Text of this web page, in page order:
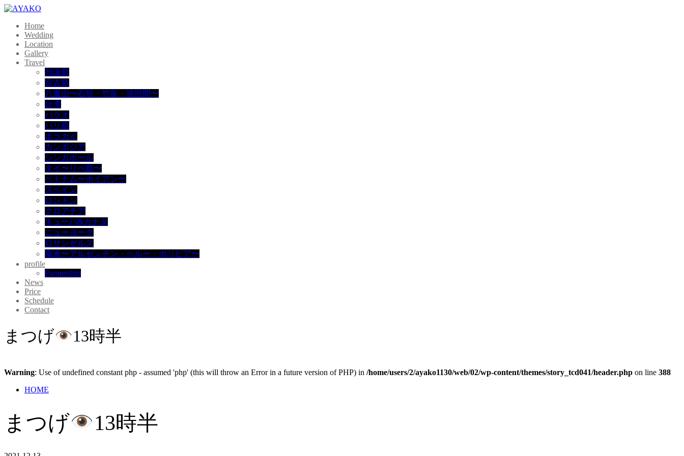
Home
Wedding
Location
Gallery
Travel
与論島
宮古島
八重山〜石垣・竹富・波照間〜
台湾
パラオ
バリ島
ボラカイ
カンボジア
シンガポール
タイ〜リペ島〜
ベトナム〜ホイアン〜
スペイン
ロンドン
クロアチア
キューバ&カナダ
ニューヨーク
ロサンゼルス
南米〜アルゼンチン・ペルー・ボリビア〜
profile
Partnership
News
Price
Schedule
Contact
まつげ 13時半
Warning: Use of undefined constant php - assumed 'php' (this will throw an Error in a future version of PHP) in /home/users/2/ayako1130/web/02/wp-content/themes/story_tcd041/header.php on line 388
HOME
まつげ 13時半